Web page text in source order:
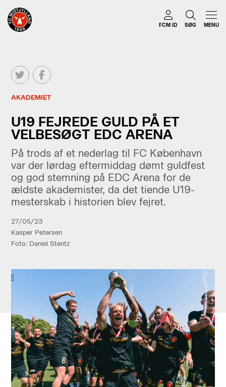
FCM ID SØG MENU
AKADEMIET
U19 FEJREDE GULD PÅ ET
VELBESØGT EDC ARENA
På trods af et nederlag til FC København
var der lørdag eftermiddag dømt guldfest
og god stemning på EDC Arena for de
ældste akademister, da det tiende U19-
mesterskab i historien blev fejret.
27/05/23
Kasper Petersen
Foto: Daniel Stentz